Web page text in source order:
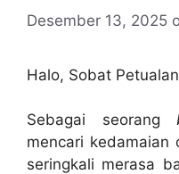
Desember 13, 2025
Halo, Sobat
Sebagai seorang
mencari
seringkali merasa